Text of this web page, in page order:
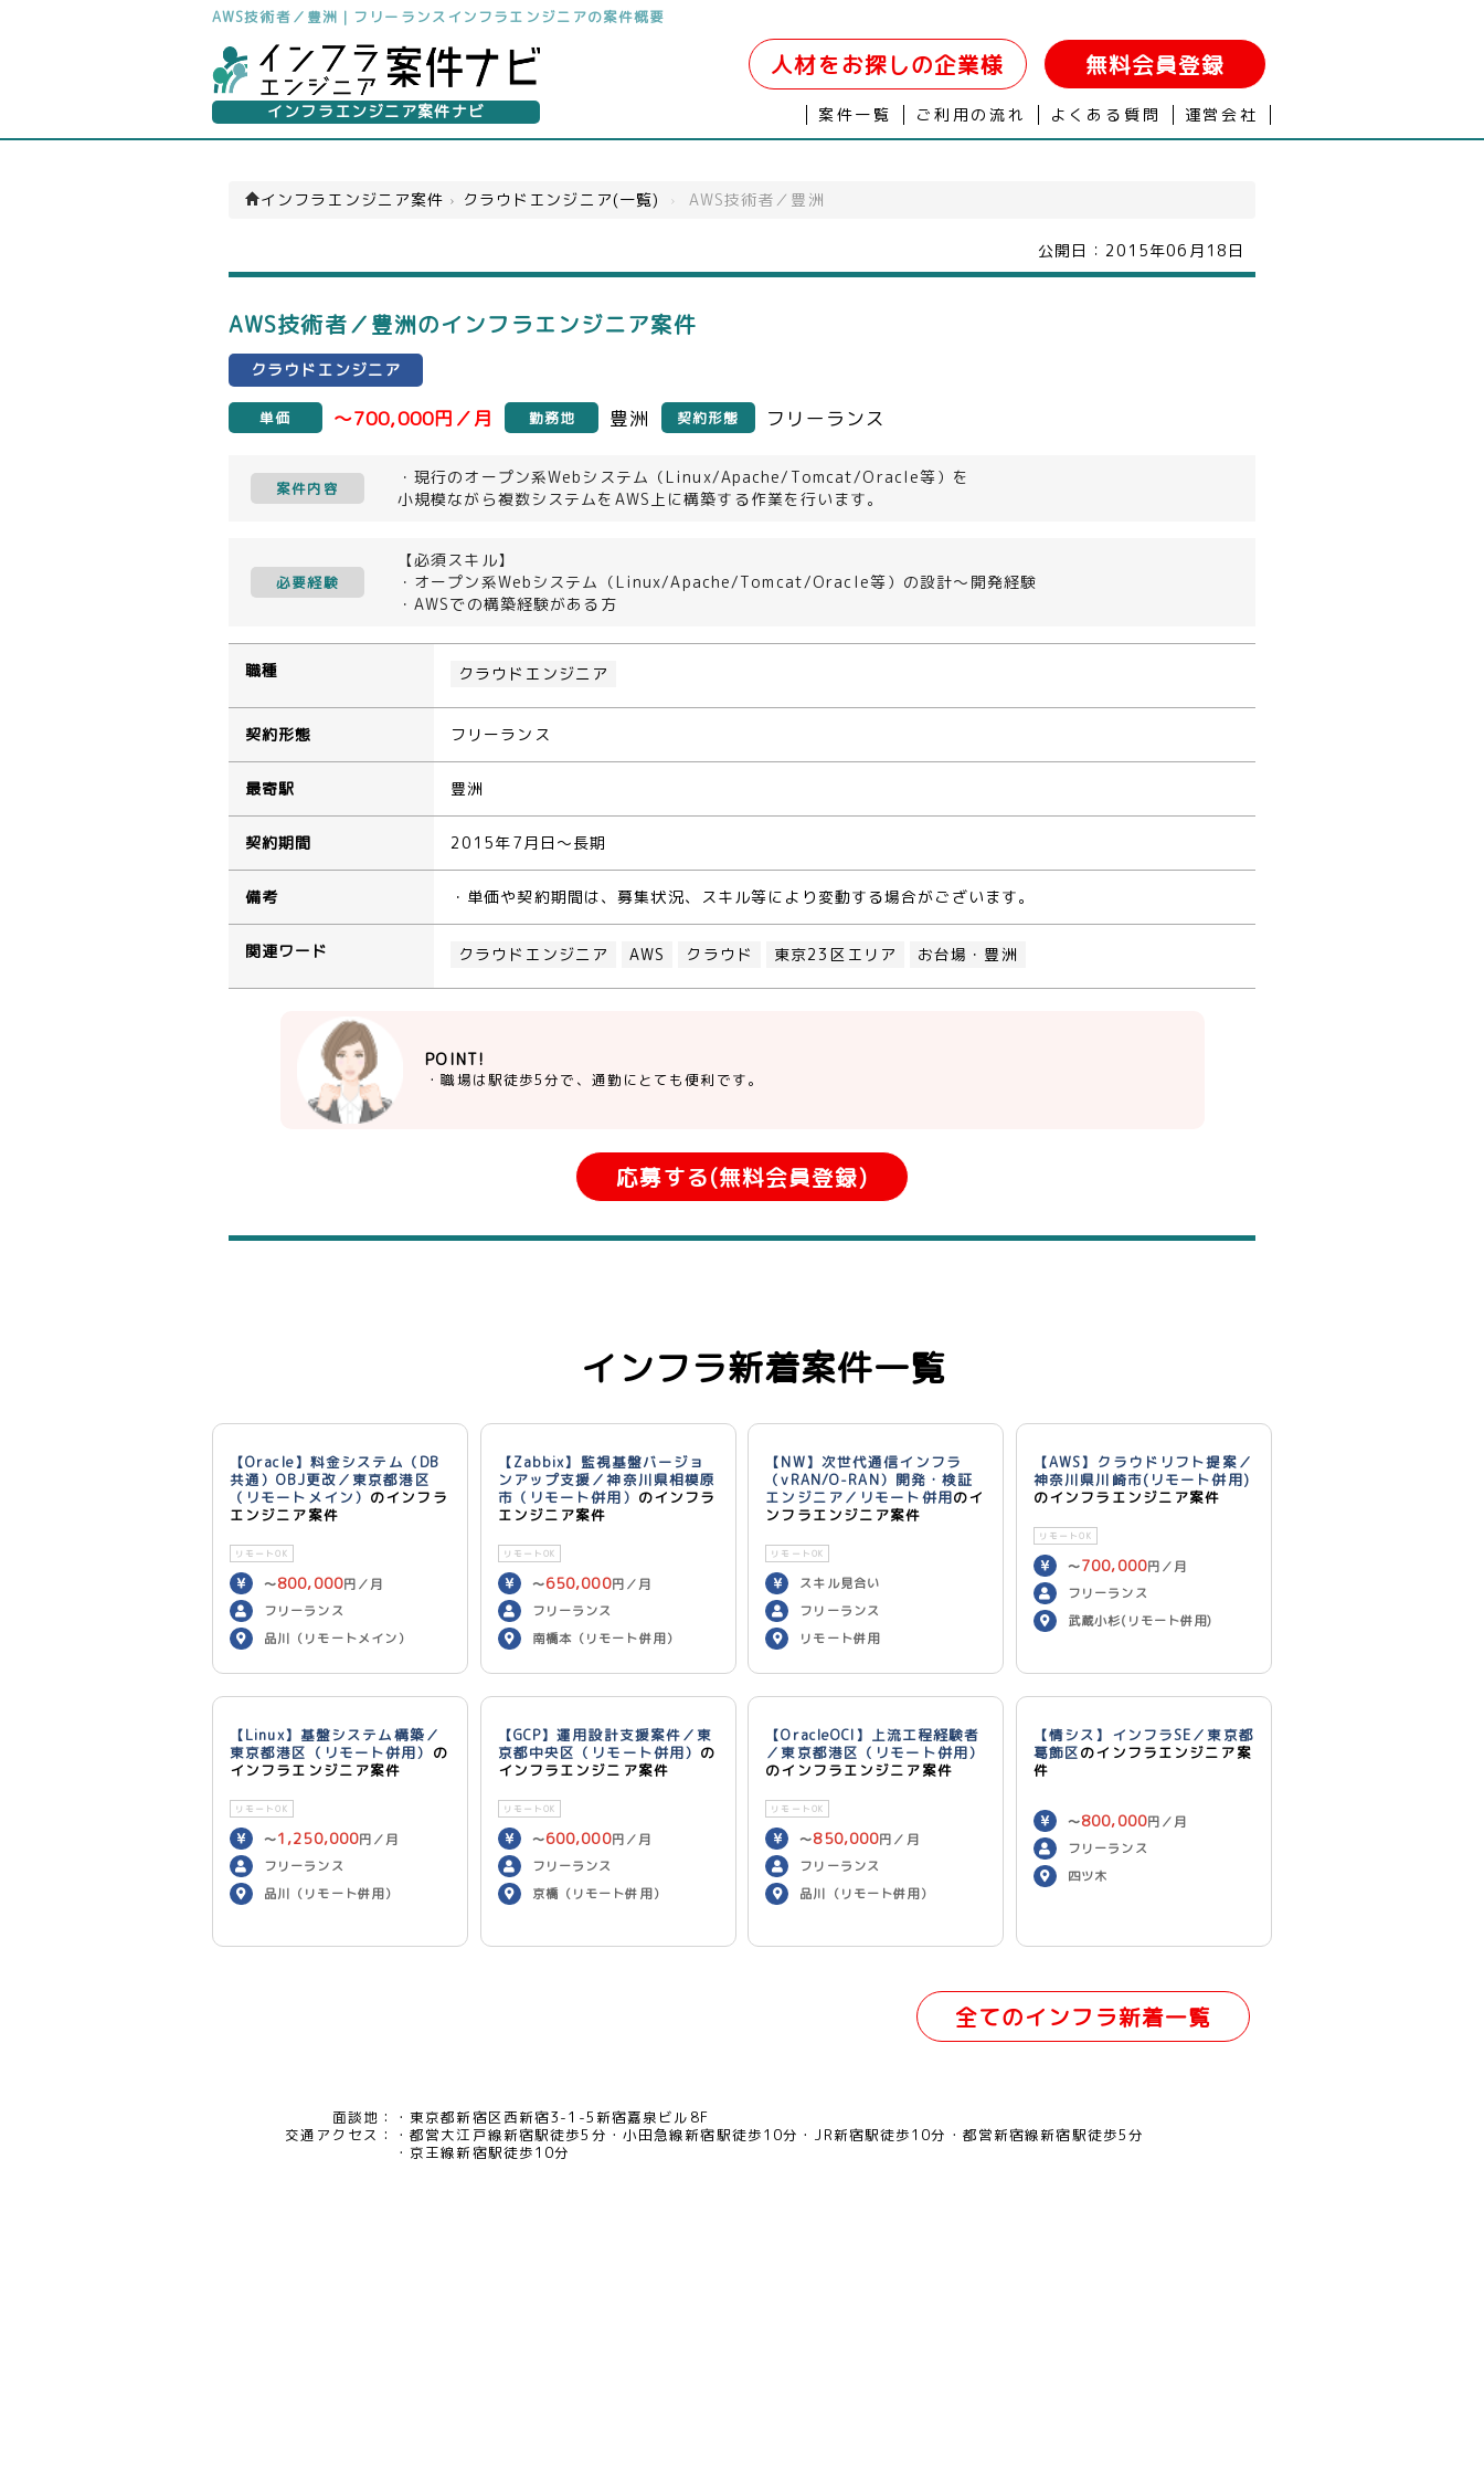
AWS技術者／豊洲｜フリーランスインフラエンジニアの案件概要
インフラエンジニア案件ナビ
人材をお探しの企業様 無料会員登録
案件一覧 ご利用の流れ よくある質問 運営会社
インフラエンジニア案件 › クラウドエンジニア(一覧) › AWS技術者／豊洲
公開日： 2015年06月18日
AWS技術者／豊洲のインフラエンジニア案件
クラウドエンジニア
単価 ～700,000円／月 勤務地 豊洲 契約形態 フリーランス
案件内容
・現行のオープン系Webシステム（Linux/Apache/Tomcat/Oracle等）を
小規模ながら複数システムをAWS上に構築する作業を行います。
必要経験
【必須スキル】
・オープン系Webシステム（Linux/Apache/Tomcat/Oracle等）の設計～開発経験
・AWSでの構築経験がある方
職種 クラウドエンジニア
契約形態 フリーランス
最寄駅 豊洲
契約期間 2015年7月日～長期
備考 ・単価や契約期間は、募集状況、スキル等により変動する場合がございます。
関連ワード クラウドエンジニア AWS クラウド 東京23区エリア お台場・豊洲
POINT!
・職場は駅徒歩5分で、通勤にとても便利です。
応募する(無料会員登録)
インフラ新着案件一覧
【Oracle】料金システム（DB
共通）OBJ更改／東京都港区
（リモートメイン） のインフラ
エンジニア案件
リモートOK
〜800,000円／月
フリーランス
品川（リモートメイン）
【Zabbix】監視基盤バージョ
ンアップ支援／神奈川県相模原
市（リモート併用） のインフラ
エンジニア案件
リモートOK
〜650,000円／月
フリーランス
南橋本（リモート併用）
【NW】次世代通信インフラ
（vRAN/O-RAN）開発・検証
エンジニア／リモート併用のイ
ンフラエンジニア案件
リモートOK
スキル見合い
フリーランス
リモート併用
【AWS】クラウドリフト提案／
神奈川県川崎市(リモート併用)
のインフラエンジニア案件
リモートOK
〜700,000円／月
フリーランス
武蔵小杉(リモート併用)
【Linux】基盤システム構築／
東京都港区（リモート併用） の
インフラエンジニア案件
リモートOK
〜1,250,000円／月
フリーランス
品川（リモート併用）
【GCP】運用設計支援案件／東
京都中央区（リモート併用） の
インフラエンジニア案件
リモートOK
〜600,000円／月
フリーランス
京橋（リモート併用）
【OracleOCI】上流工程経験者
／東京都港区（リモート併用）
のインフラエンジニア案件
リモートOK
〜850,000円／月
フリーランス
品川（リモート併用）
【情シス】インフラSE／東京都
葛飾区のインフラエンジニア案
件
〜800,000円／月
フリーランス
四ツ木
全てのインフラ新着一覧
面談地：
東京都新宿区西新宿3-1-5新宿嘉泉ビル8F
交通アクセス：
都営大江戸線新宿駅徒歩5分 小田急線新宿駅徒歩10分 JR新宿駅徒歩10分
都営新宿線新宿駅徒歩5分
京王線新宿駅徒歩10分